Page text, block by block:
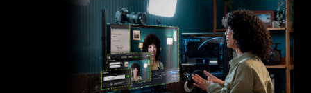
migliora costantemente le capacità di gioco del
tuo PC.